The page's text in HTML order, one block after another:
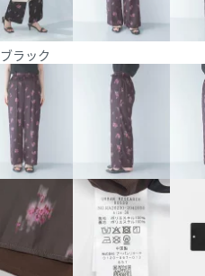
ブラック